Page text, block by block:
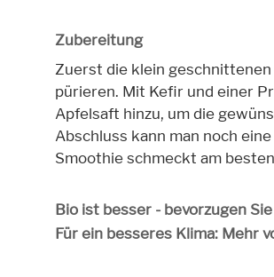
Zubereitung
Zuerst die klein
pürieren. Mit Kefir und einer
Apfelsaft hinzu, um die
Abschluss kann man noch
Smoothie schmeckt am
Bio ist besser - bevorzugen
Für ein besseres Klima: Mehr